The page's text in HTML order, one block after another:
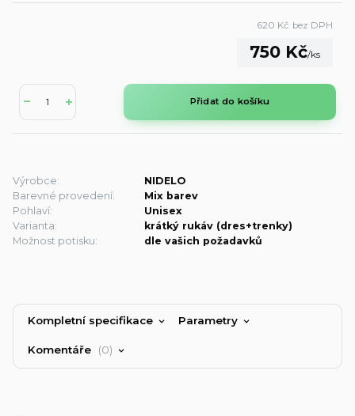
750 Kč/ks
620 Kč bez DPH
Přidat do košíku
Výrobce:
NIDELO
Barevné provedení:
Mix barev
Pohlaví:
Unisex
Varianta:
krátký rukáv (dres+trenky)
Možnost potisku:
dle vašich požadavků
Kompletní specifikace Parametry
Komentáře 0